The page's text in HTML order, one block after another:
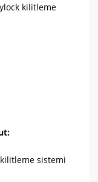
kilitleme
sistemi